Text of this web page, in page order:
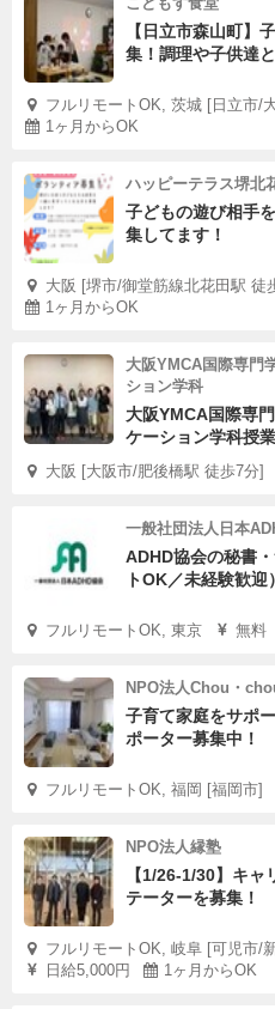
【日立市森山町】
集！調理や子供達
フルリモートOK, 茨城 [日立市/
1ヶ月からOK
ハッピーテラス堺北
子どもの遊び相手
集してます！
大阪 [堺市/御堂筋線北花田駅 徒
1ヶ月からOK
大阪YMCA国際専門
ション学科
大阪YMCA国際専
ケーション学科授
大阪 [大阪市/肥後橋駅 徒歩7分]
一般社団法人日本
ADHD協会の秘書
トOK／未経験歓迎）
フルリモートOK, 東京 無料
NPO法人Chou・
子育て家庭をサポ
ポーター募集中！
フルリモートOK, 福岡 [福岡市]
NPO法人縁塾
【1/26-1/30】キャ
テーターを募集！
フルリモートOK, 岐阜 [可児市/
日給5,000円
1ヶ月からOK